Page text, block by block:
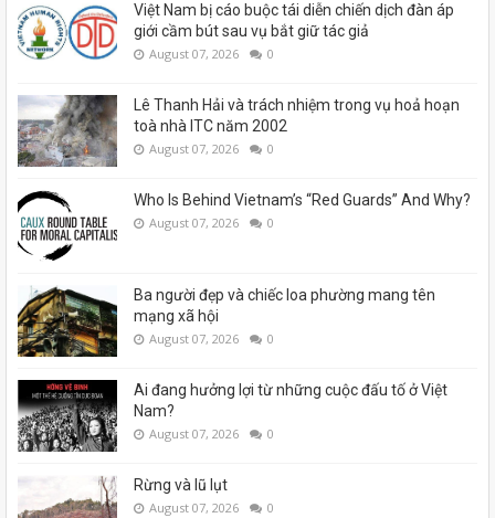
Việt Nam bị cáo buộc tái diễn chiến dịch đàn áp
giới cầm bút sau vụ bắt giữ tác giả
August 07, 2026 0
Lê Thanh Hải và trách nhiệm trong vụ hoả hoạn
toà nhà ITC năm 2002
August 07, 2026 0
Who Is Behind Vietnam’s “Red Guards” And Why?
August 07, 2026 0
Ba người đẹp và chiếc loa phường mang tên
mạng xã hội
August 07, 2026 0
Ai đang hưởng lợi từ những cuộc đấu tố ở Việt
Nam?
August 07, 2026 0
Rừng và lũ lụt
August 07, 2026 0